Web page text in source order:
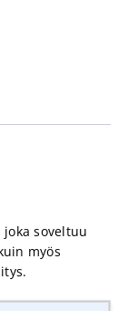
soveltuu
myös